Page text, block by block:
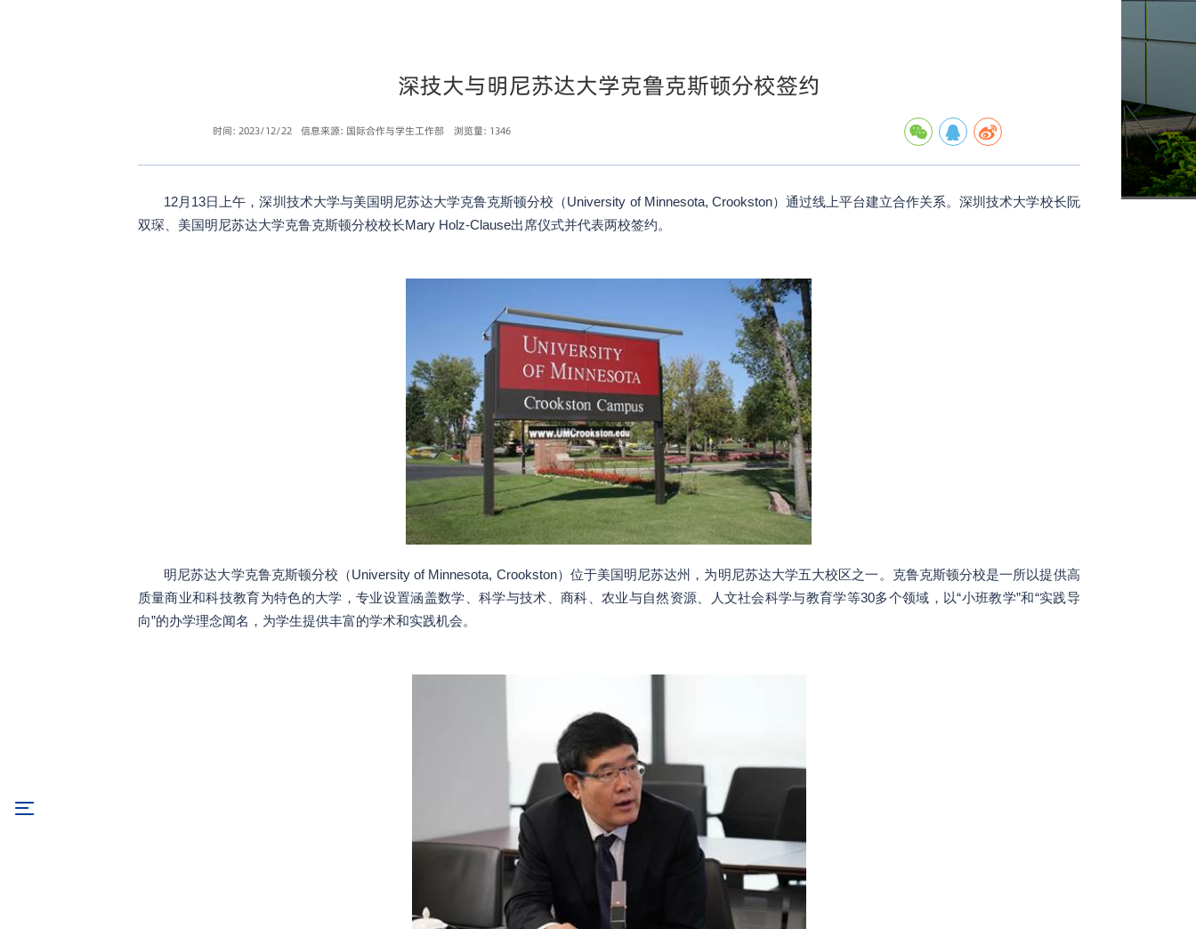
深技大与明尼苏达大学克鲁克斯顿分校签约
时间: 2023/12/22 信息来源: 国际合作与学生工作部 浏览量: 1346
12月13日上午，深圳技术大学与美国明尼苏达大学克鲁克斯顿分校（University of Minnesota, Crookston）通过线上平台建立合作关系。深圳技术大学校长阮
双琛、美国明尼苏达大学克鲁克斯顿分校校长Mary Holz-Clause出席仪式并代表两校签约。
明尼苏达大学克鲁克斯顿分校（University of Minnesota, Crookston）位于美国明尼苏达州，为明尼苏达大学五大校区之一。克鲁克斯顿分校是一所以提供高
质量商业和科技教育为特色的大学，专业设置涵盖数学、科学与技术、商科、农业与自然资源、人文社会科学与教育学等30多个领域，以“小班教学”和“实践导
向”的办学理念闻名，为学生提供丰富的学术和实践机会。